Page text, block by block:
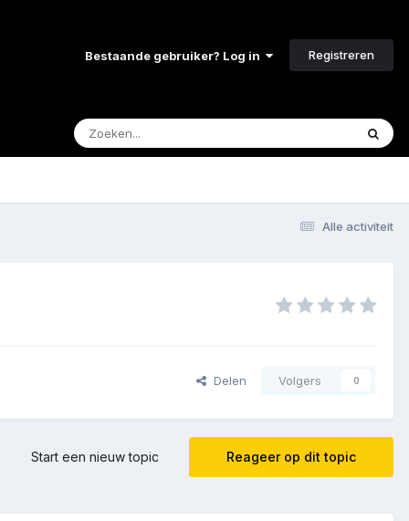
Bestaande gebruiker? Log in Registreren
Alle activiteit
Delen Volgers 0
Reageer op dit topic
Start een nieuw topic